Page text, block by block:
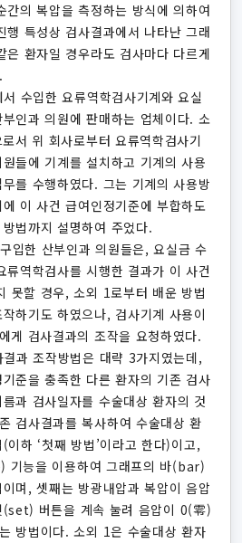
간의 복압을 측정하는 방식에 의하여
행 특성상 검사결과에서 나타난 그래
은 환자일 경우라도 검사마다 다르게
수입한 요류역학검사기계와 요실
인과 의원에 판매하는 업체이다. 소
서 위 회사로부터 요류역학검사기
들에 기계를 설치하고 기계의 사용
를 수행하였다. 그는 기계의 사용방
이 사건 급여인정기준에 부합하도
법까지 설명하여 주었다.
입한 산부인과 의원들은, 요실금 수
역학검사를 시행한 결과가 이 사건
못할 경우, 소외 1로부터 배운 방법
하기도 하였으나, 검사기계 사용이
게 검사결과의 조작을 요청하였다.
과 조작방법은 대략 3가지였는데,
준을 충족한 다른 환자의 기존 검사
과 검사일자를 수술대상 환자의 것
검사결과를 복사하여 수술대상 환
하 ‘첫째 방법’이라고 한다)이고,
능을 이용하여 그래프의 바(bar)
며, 셋째는 방광내압과 복압이 음압
(set) 버튼을 계속 눌려 음압이 0(零)
방법이다. 소외 1은 수술대상 환자